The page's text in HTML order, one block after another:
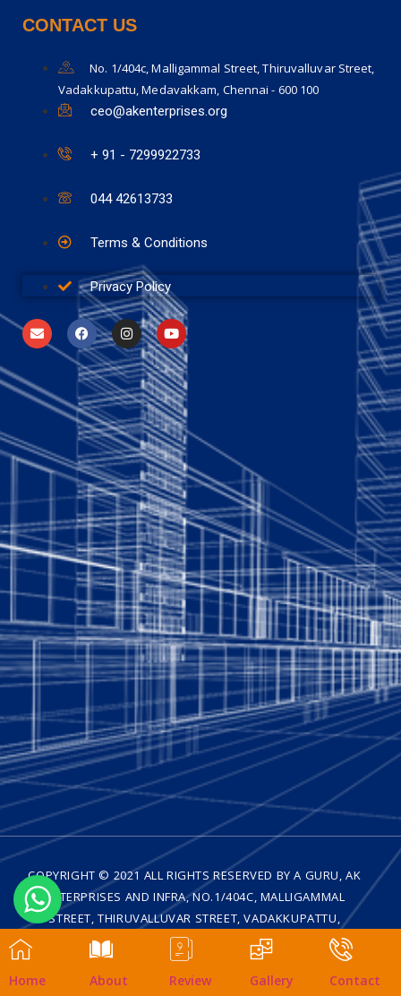
CONTACT US
No. 1/404c, Malligammal Street, Thiruvalluvar Street,
Vadakkupattu, Medavakkam, Chennai - 600 100
ceo@akenterprises.org
+ 91 - 7299922733
044 42613733
Terms & Conditions
Privacy Policy
COPYRIGHT © 2021 ALL RIGHTS RESERVED BY A GURU, AK
ENTERPRISES AND INFRA, NO.1/404C, MALLIGAMMAL
STREET, THIRUVALLUVAR STREET, VADAKKUPATTU,
MEDAVAKKAM, CHENNAI - 600 100| DESIGNED BY
WEB
TRENZ TECHNOLOGIES
Home About Review Gallery Contact